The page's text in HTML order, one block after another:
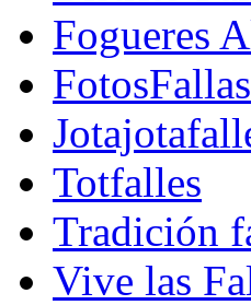
Fogueres
FotosFallas
Totfalles
Tradición
Vive las